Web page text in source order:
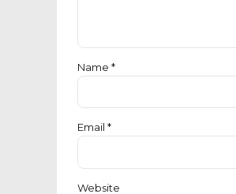
Name *
Email *
Website